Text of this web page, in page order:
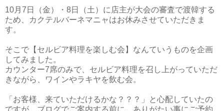
10月7日（金）・8日（土）に店主が大会の審査で渡韓する
ため、カクテルバーネマニャはお休みさせていただきま
す。
そこで【セルビア料理を楽しむ会】なんていうものを企画
してみました。
カウンター7席のみで、セルビア料理を召し上がっていただ
きながら、ワインやラキヤを飲む会。
「お客様、来ていただけるかな？？？」と心配していたの
ですが、ブログでご案内する前に、ありがたい事にご予約